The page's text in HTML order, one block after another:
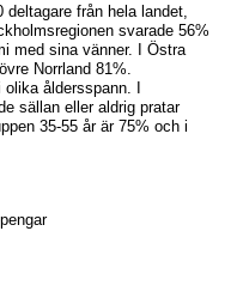
från hela landet,
svarade 56%
med sina vänner. I Östra
Norrland 81%.
åldersspann. I
sällan eller aldrig pratar
35-55 år är 75% och i